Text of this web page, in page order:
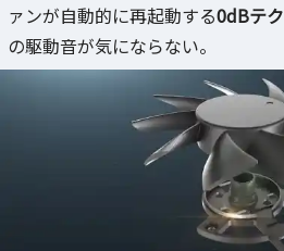
ァンが自動的に再起動する0dBテ
の駆動音が気にならない。